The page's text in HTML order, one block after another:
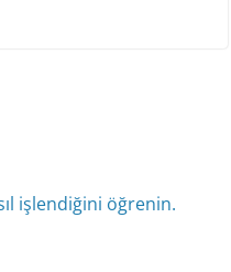
işlendiğini öğrenin.